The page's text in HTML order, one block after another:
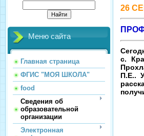
Меню сайта
Главная страница
ФГИС "МОЯ ШКОЛА"
food
Сведения об
образовательной
организации
Электронная
26
с.
П.Е..